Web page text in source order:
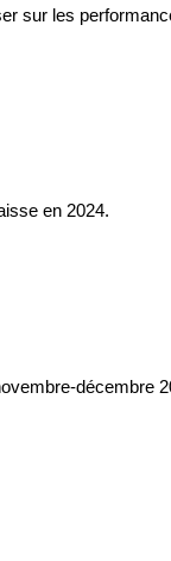
sur les
en 2024.
décembre